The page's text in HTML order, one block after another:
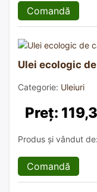
Comandă
Ulei ecologic
Categorie: Uleiuri
Preț:
Produs și vândut de:
Comandă